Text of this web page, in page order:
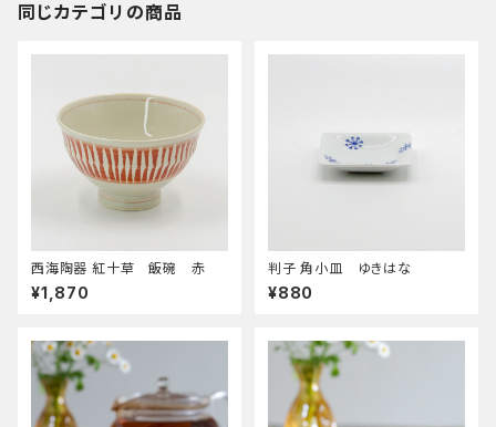
同じカテゴリの商品
西海陶器 紅十草 飯碗 赤
¥1,870
判子 角小皿 ゆきはな
¥880